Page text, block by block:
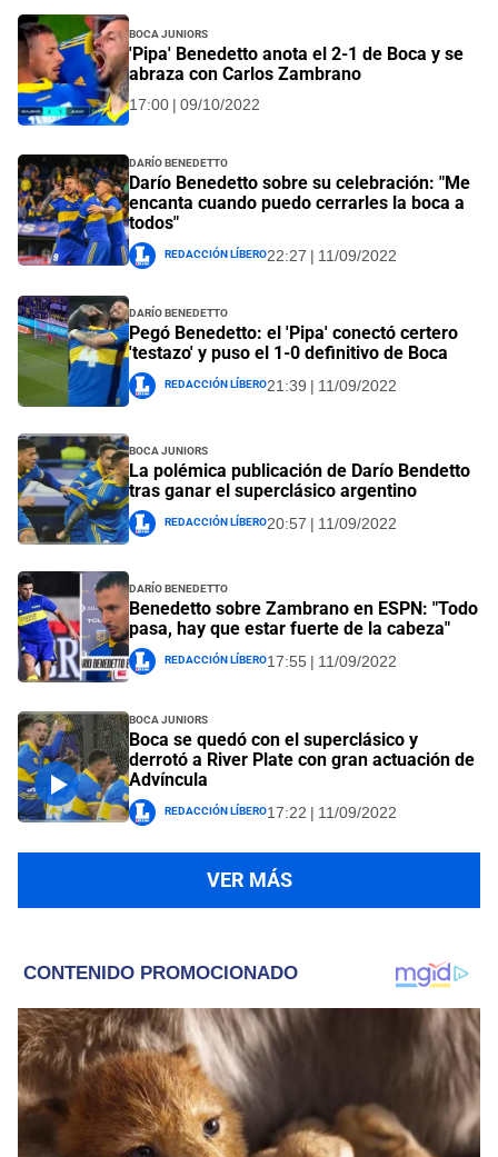
Boca Juniors
'Pipa' Benedetto anota el 2-1 de Boca y se
abraza con Carlos Zambrano
17:00 | 09/10/2022
Darío Benedetto
Darío Benedetto sobre su celebración: "Me
encanta cuando puedo cerrarles la boca a
todos"
Redacción Líbero22:27 | 11/09/2022
Darío Benedetto
Pegó Benedetto: el 'Pipa' conectó certero
'testazo' y puso el 1-0 definitivo de Boca
Redacción Líbero21:39 | 11/09/2022
Boca Juniors
La polémica publicación de Darío Bendetto
tras ganar el superclásico argentino
Redacción Líbero20:57 | 11/09/2022
Darío Benedetto
Benedetto sobre Zambrano en ESPN: "Todo
pasa, hay que estar fuerte de la cabeza"
Redacción Líbero17:55 | 11/09/2022
Boca Juniors
Boca se quedó con el superclásico y
derrotó a River Plate con gran actuación de
Advíncula
Redacción Líbero17:22 | 11/09/2022
VER MÁS